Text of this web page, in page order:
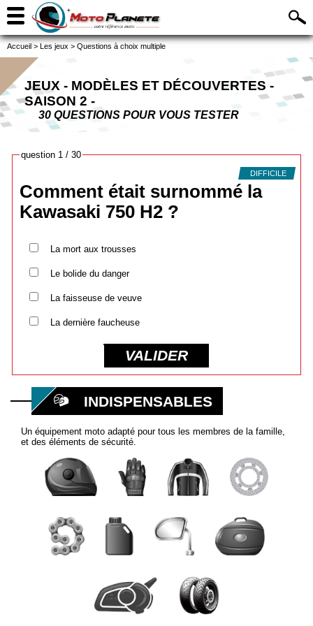
Accueil > Les jeux > Questions à choix multiple
JEUX - MODÈLES ET DÉCOUVERTES -
SAISON 2 -
30 QUESTIONS POUR VOUS TESTER
question 1 / 30
DIFFICILE
Comment était surnommé la
Kawasaki 750 H2 ?
La mort aux trousses
Le bolide du danger
La faisseuse de veuve
La dernière faucheuse
VALIDER
INDISPENSABLES
Un équipement moto adapté pour tous les membres de la famille,
et des éléments de sécurité.